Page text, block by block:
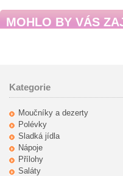
MOHLO BY VÁS
Kategorie
Moučníky a dezerty
Polévky
Sladká jídla
Nápoje
Přílohy
Saláty